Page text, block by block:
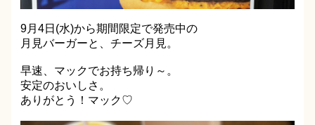
9月4日(水)から期間限定で発売中の
月見バーガーと、チーズ月見。
早速、マックでお持ち帰り～。
安定のおいしさ。
ありがとう！マック♡